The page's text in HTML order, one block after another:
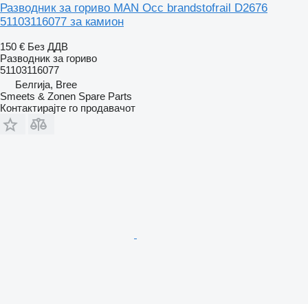
Разводник за гориво MAN Occ brandstofrail D2676
51103116077 за камион
150 € Без ДДВ
Разводник за гориво
51103116077
Белгија, Bree
Smeets & Zonen Spare Parts
Контактирајте го продавачот